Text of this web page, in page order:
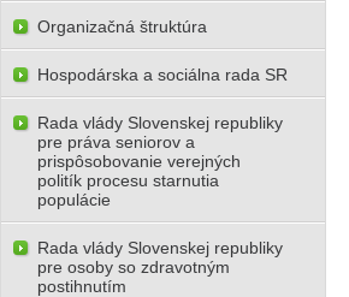
Organizačná štruktúra
Hospodárska a sociálna rada SR
Rada vlády Slovenskej republiky
pre práva seniorov a
prispôsobovanie verejných
politík procesu starnutia
populácie
Rada vlády Slovenskej republiky
pre osoby so zdravotným
postihnutím